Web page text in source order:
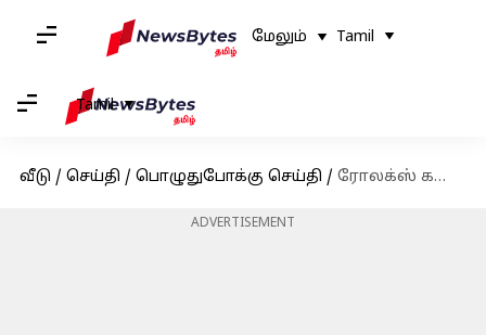
மேலும் Tamil
Tamil
வீடு / செய்தி / பொழுதுபோக்கு செய்தி / ரோலக்ஸ் கதாப்பாத்திரத்தை வைத்து தனி திரைப்படம்; லோகேஷ் கனகராஜின் தரமான அப்டேட்
ADVERTISEMENT